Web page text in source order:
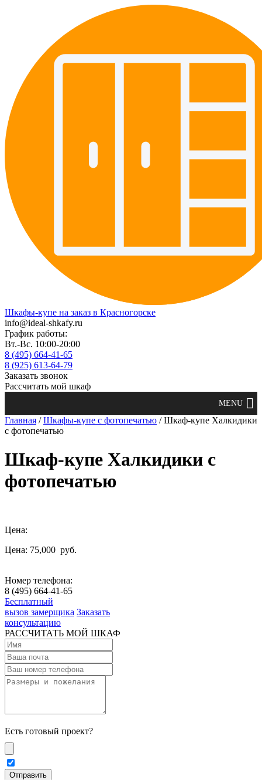
Шкафы-купе на заказ в Красногорске
info@ideal-shkafy.ru
График работы:
Вт.-Вс. 10:00-20:00
8 (495) 664-41-65
8 (925) 613-64-79
Заказать звонок
Рассчитать мой шкаф
Главная /Шкафы-купе с фотопечатью / Шкаф-купе Халкидики
с фотопечатью
Шкаф-купе Халкидики с
фотопечатью
Цена:
Цена: 75,000 руб.
Номер телефона:
8 (495) 664-41-65
Бесплатный
вызов замерщика Заказать
консультацию
РАССЧИТАТЬ МОЙ ШКАФ
Есть готовый проект?